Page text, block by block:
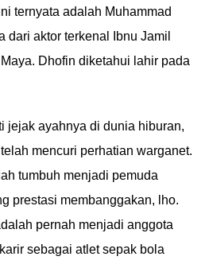
ternyata adalah Muhammad
dari aktor terkenal Ibnu Jamil
Dhofin diketahui lahir pada
jejak ayahnya di dunia hiburan,
mencuri perhatian warganet.
tumbuh menjadi pemuda
prestasi membanggakan, lho.
pernah menjadi anggota
sebagai atlet sepak bola